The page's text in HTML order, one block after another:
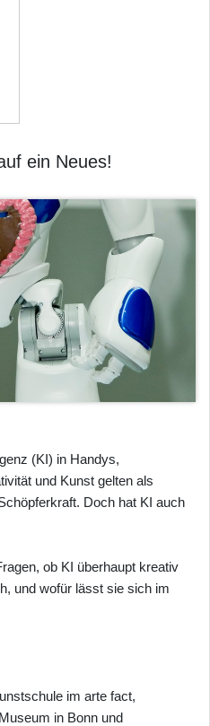
ein Neues!
(KI) in Handys,
und Kunst gelten als
Doch hat KI auch
ob KI überhaupt kreativ
und wofür lässt sie sich im
im arte fact,
in Bonn und